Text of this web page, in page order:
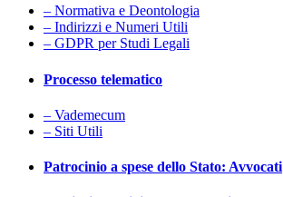
– Normativa e Deontologia
– Indirizzi e Numeri Utili
– GDPR per Studi Legali
Processo telematico
– Vademecum
– Siti Utili
Patrocinio a spese dello Stato: Avvocati